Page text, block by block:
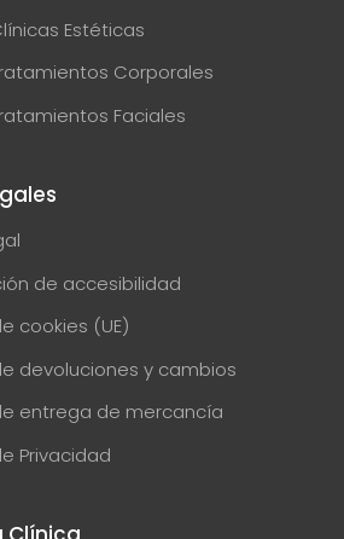
Estéticas
Corporales
Faciales
de accesibilidad
cookies (UE)
devoluciones y cambios
entrega de mercancía
Privacidad